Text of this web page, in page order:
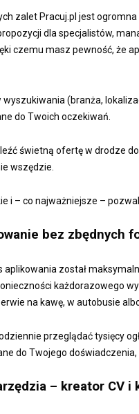
zalet Pracuj.pl jest
dla specjalistów,
czemu masz pewność, że
(branża,
do Twoich oczekiwań.
świetną ofertę w drodze
wszędzie.
i – co najważniejsze –
bez zbędnych
aplikowania został
każdorazowego
na kawę, w autobusie
przeglądać tysięcy
do Twojego doświadczenia,
– kreator CV